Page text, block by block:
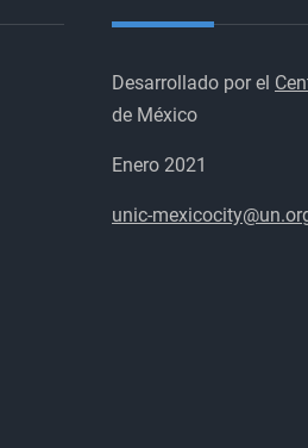
Desarrollado por el
de México
Enero 2021
unic-